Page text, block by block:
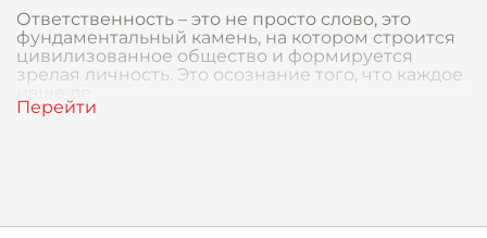
Ответственность – это не просто слово, это
фундаментальный камень, на котором строится
цивилизованное общество и формируется
зрелая личность. Это осознание того, что каждое